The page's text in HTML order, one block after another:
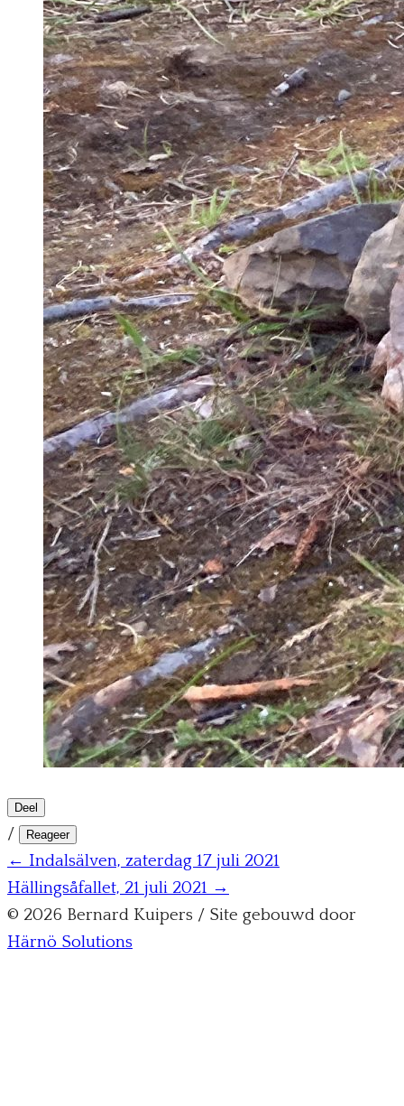
Deel
/ Reageer
← Indalsälven, zaterdag 17 juli 2021
Hällingsåfallet, 21 juli 2021 →
© 2026 Bernard Kuipers / Site gebouwd door
Härnö Solutions